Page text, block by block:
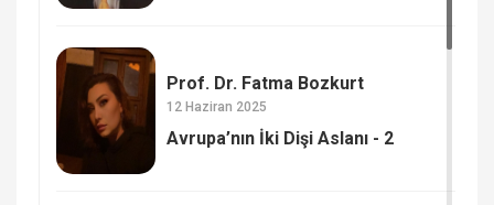
Prof. Dr. Fatma Bozkurt
12 Haziran 2025
Avrupa’nın İki Dişi Aslanı - 2